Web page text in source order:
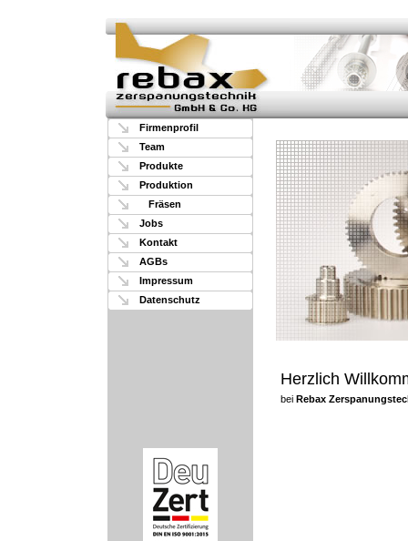
Firmenprofil
Team
Produkte
Produktion
Fräsen
Jobs
Kontakt
AGBs
Impressum
Datenschutz
Herzlich
bei Rebax